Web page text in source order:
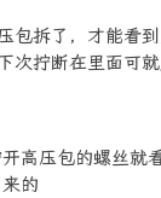
包拆了，才能看
次拧断在里面可
高压包的螺丝就
的